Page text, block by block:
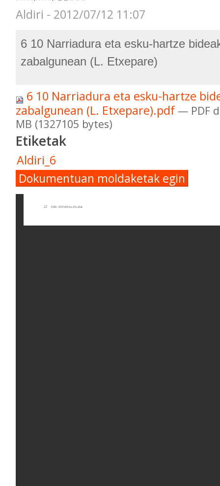
Aldiri - 2012/07/12 11:07
6 10 Narriadura eta esku-hartze
zabalgunean (L. Etxepare)
6 10 Narriadura eta esku-hartze
zabalgunean (L. Etxepare).pdf — PDF
MB (1327105 bytes)
Etiketak
Aldiri_6
Dokumentuan moldaketak egin